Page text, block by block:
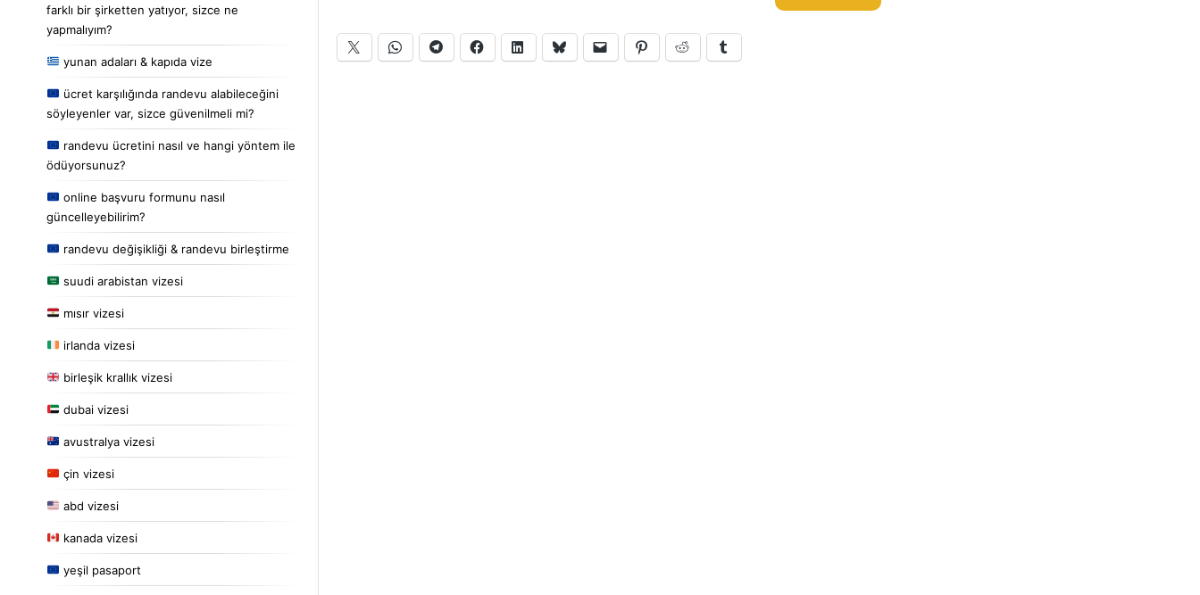
farklı bir şirketten yatıyor, sizce ne
yapmalıyım?
yunan adaları & kapıda vize
ücret karşılığında randevu alabileceğini
söyleyenler var, sizce güvenilmeli mi?
randevu ücretini nasıl ve hangi yöntem ile
ödüyorsunuz?
online başvuru formunu nasıl
güncelleyebilirim?
randevu değişikliği & randevu birleştirme
suudi arabistan vizesi
mısır vizesi
irlanda vizesi
birleşik krallık vizesi
dubai vizesi
avustralya vizesi
çin vizesi
abd vizesi
kanada vizesi
yeşil pasaport